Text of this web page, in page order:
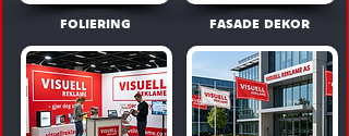
foliering fasade dekor